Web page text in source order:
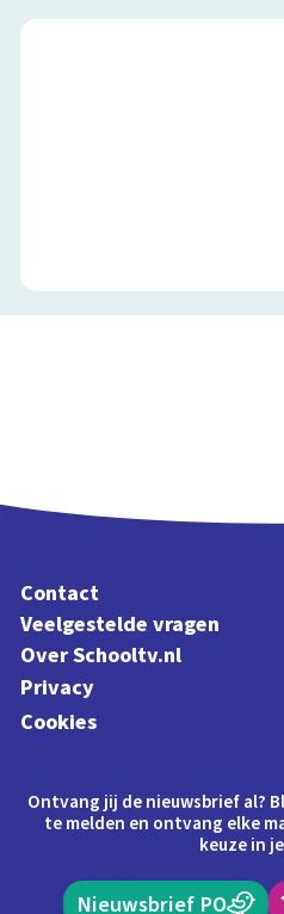
Contact
Veelgestelde vragen
Over Schooltv.nl
Privacy
Cookies
Ontvang jij de nieuwsbrief al?
te melden en ontvang elke
keuze in
Nieuwsbrief PO